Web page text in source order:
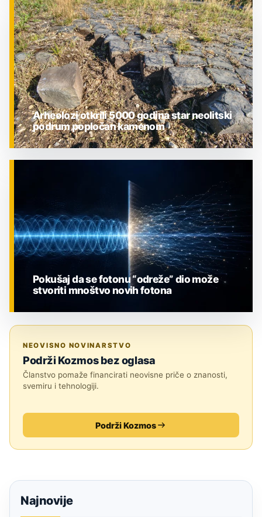
ZNANOST
Arheolozi otkrili 5000 godina star neolitski
podrum popločan kamenom
Pokušaj da se fotonu “odreže” dio može
stvoriti mnoštvo novih fotona
NEOVISNO NOVINARSTVO
Podrži Kozmos bez oglasa
Članstvo pomaže financirati neovisne priče o znanosti,
svemiru i tehnologiji.
Podrži Kozmos
Najnovije